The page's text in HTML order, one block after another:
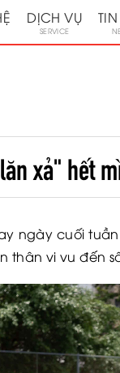
DỊCH VỤ
SERVICE
xả" hết
ngày cuối
thân vi vu đến